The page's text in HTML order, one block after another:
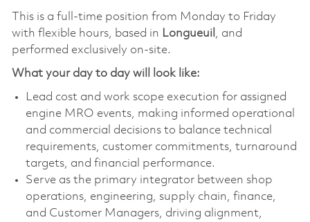
This is a full-time position from Monday to Friday
with flexible hours, based in Longueuil , and
performed exclusively on-site.
What your day to day will look like:
Lead cost and work scope execution for assigned
engine MRO events, making informed operational
and commercial decisions to balance technical
requirements, customer commitments, turnaround
targets, and financial performance.
Serve as the primary integrator between shop
operations, engineering, supply chain, finance,
and Customer Managers, driving alignment,